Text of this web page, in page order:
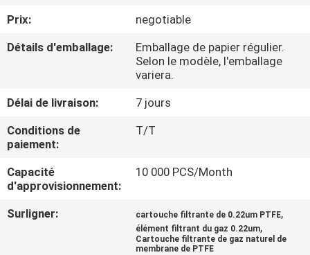
CONTRÔLE
DE
CONTACTEZ-
NOUS
DEMANDEZ
UNE
CITATION
Prix:
negotiable
Détails d'emballage:
Emballage de papier régulier.
Selon le modèle, l'emballage
variera.
Délai de livraison:
7 jours
Conditions de
paiement:
T/T
Capacité
d'approvisionnement:
10 000 PCS/Month
Surligner: cartouche filtrante de 0.22um PTFE,
élément filtrant du gaz 0.22um,
Cartouche filtrante de gaz naturel de
membrane de PTFE